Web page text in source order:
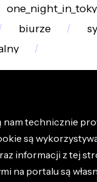
biurze
technicznie
są
informacji z tej
na portalu są